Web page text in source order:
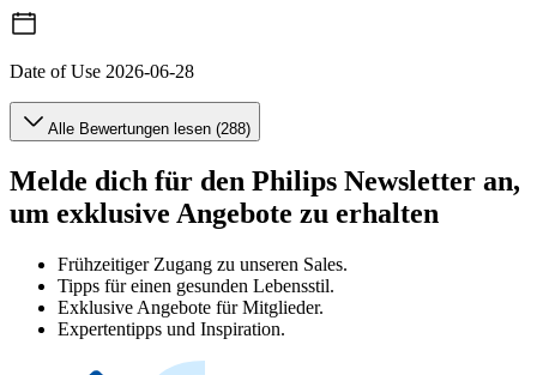
Date of Use 2026-06-28
Alle Bewertungen lesen (288)
Melde dich für den Philips Newsletter an,
um exklusive Angebote zu erhalten
Frühzeitiger Zugang zu unseren Sales.
Tipps für einen gesunden Lebensstil.
Exklusive Angebote für Mitglieder.
Expertentipps und Inspiration.